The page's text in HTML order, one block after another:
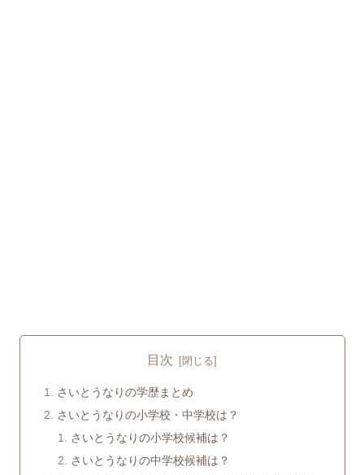
目次
さいとうなりの学歴まとめ
さいとうなりの小学校・中学校は？
さいとうなりの小学校候補は？
さいとうなりの中学校候補は？